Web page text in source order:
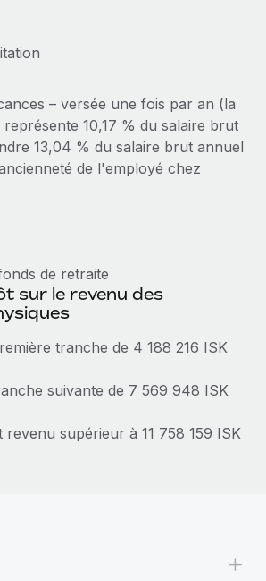
rapidement et en toute
international
le déménagement de vos
les avantages sociaux
x BambooHR : du local à
le recrutement sans changer de
BambooHR peuvent désormais
les employés internationaux...
produits de Remote :
et Xero et Gestion des
pour mission d'aider les entreprises de
gérer et payer...
gère ses 55 employés
pays grâce à Remote
notable du conseil en matière de
internationale, encourage les...
– versée une fois par an (la
représente 10,17 % du salaire brut
13,04 % du salaire brut annuel
de l'employé chez
de retraite
sur le revenu des
tranche de 4 188 216 ISK
suivante de 7 569 948 ISK
supérieur à 11 758 159 ISK
+